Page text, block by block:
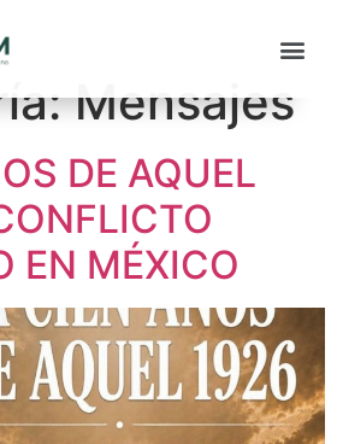
Mensajes
DE AQUEL
EN MÉXICO